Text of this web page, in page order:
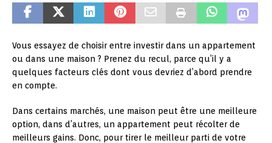
Vous essayez de choisir entre investir dans un appartement
ou dans une maison ? Prenez du recul, parce qu’il y a
quelques facteurs clés dont vous devriez d’abord prendre
en compte.
Dans certains marchés, une maison peut être une meilleure
option, dans d’autres, un appartement peut récolter de
meilleurs gains. Donc, pour tirer le meilleur parti de votre